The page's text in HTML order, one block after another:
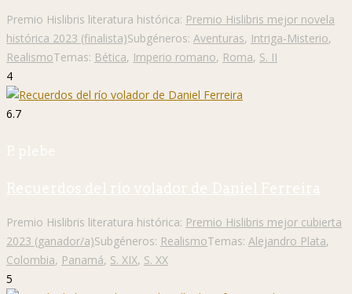
Premio Hislibris literatura histórica: Premio Hislibris mejor novela
histórica 2023 (finalista)Subgéneros: Aventuras, Intriga-Misterio,
RealismoTemas: Bética, Imperio romano, Roma, S. II
4
6.7
P. plebe
Recuerdos del río volador de Daniel Ferreira
Premio Hislibris literatura histórica: Premio Hislibris mejor cubierta
2023 (ganador/a)Subgéneros: RealismoTemas: Alejandro Plata,
Colombia, Panamá, S. XIX, S. XX
5